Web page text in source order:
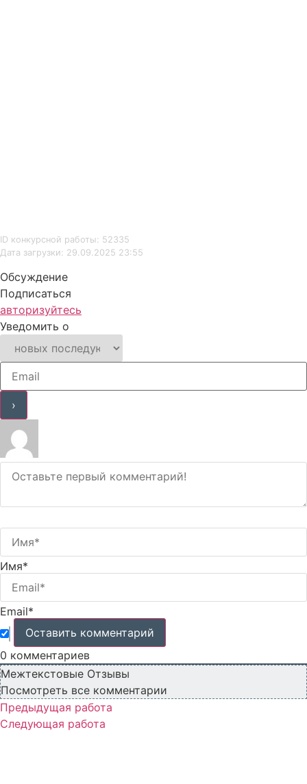
ID конкурсной работы: 52335
Дата загрузки: 29.09.2025 23:55
Обсуждение
Подписаться
авторизуйтесь
Уведомить о
Имя*
Email*
0 комментариев
Межтекстовые Отзывы
Посмотреть все комментарии
Предыдущая работа
Следующая работа